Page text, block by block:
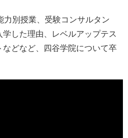
別授業、受験コンサルタン
学した理由、レベルアップテス
などなど、四谷学院について卒